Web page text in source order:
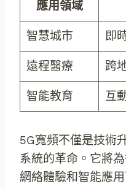
應用領域
智慧城市 即
遠程醫療 跨
智能教育 互
5G寬頻不僅是技術
系統的革命。它將
網絡體驗和智能應用